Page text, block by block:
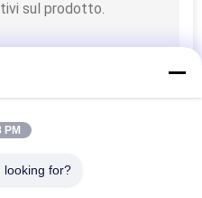
PM
looking for?